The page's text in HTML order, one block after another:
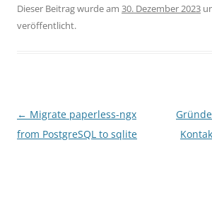
Dieser Beitrag wurde am 30. Dezember 2023
veröffentlicht.
Beitragsnavigation
← Migrate paperless-ngx
from PostgreSQL to sqlite